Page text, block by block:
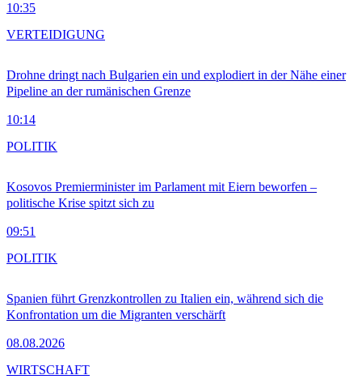
10:35
Drohne dringt nach Bulgarien ein und explodiert in der Nähe einer
Pipeline an der rumänischen Grenze
10:14
VERTEIDIGUNG
Kosovos Premierminister im Parlament mit Eiern beworfen –
politische Krise spitzt sich zu
09:51
POLITIK
Spanien führt Grenzkontrollen zu Italien ein, während sich die
Konfrontation um die Migranten verschärft
08.08.2026
POLITIK
WIRTSCHAFT